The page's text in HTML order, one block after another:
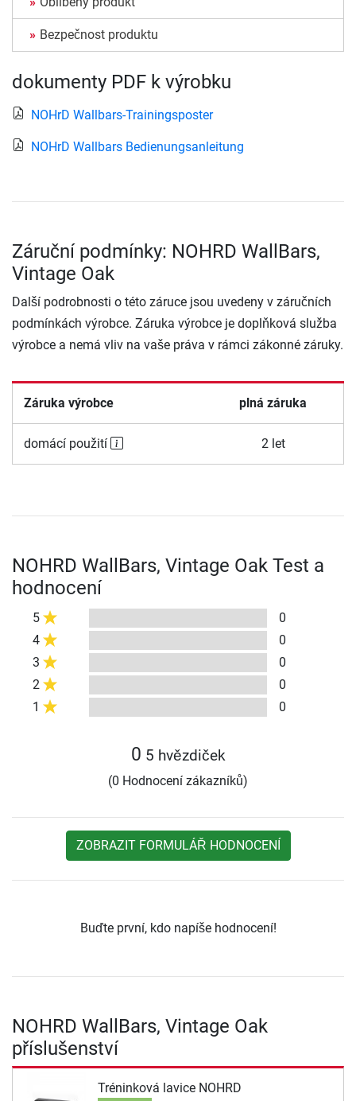
Bezpečnost produktu
dokumenty PDF k výrobku
NOHrD Wallbars-Trainingsposter
NOHrD Wallbars Bedienungsanleitung
Záruční podmínky: NOHRD WallBars,
Vintage Oak
Další podrobnosti o této záruce jsou uvedeny v záručních
podmínkách výrobce. Záruka výrobce je doplňková služba
výrobce a nemá vliv na vaše práva v rámci zákonné záruky.
Záruka výrobce plná záruka
domácí použití 2 let
NOHRD WallBars, Vintage Oak Test a
hodnocení
5
0
4
0
3
0
2
0
1
0
0 5 hvězdiček
(0 Hodnocení zákazníků)
ZOBRAZIT FORMULÁŘ HODNOCENÍ
Buďte první, kdo napíše hodnocení!
NOHRD WallBars, Vintage Oak
příslušenství
Tréninková lavice NOHRD